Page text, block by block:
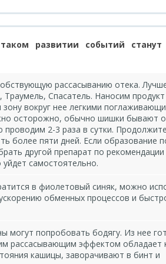
развитии событий
рассасыванию отека.
Траумель, Спасатель. Наносим продукт
вокруг нее легкими
осторожно, обычно шишки бывают
2-3 раза в сутки.
более пяти дней. Если образование
другой препарат по
самостоятельно.
в фиолетовый синяк, можно
обменных процессов и
могут попробовать бодягу. Из нее
рассасывающим эффектом обладает
кашицы, заворачивают в бинт и